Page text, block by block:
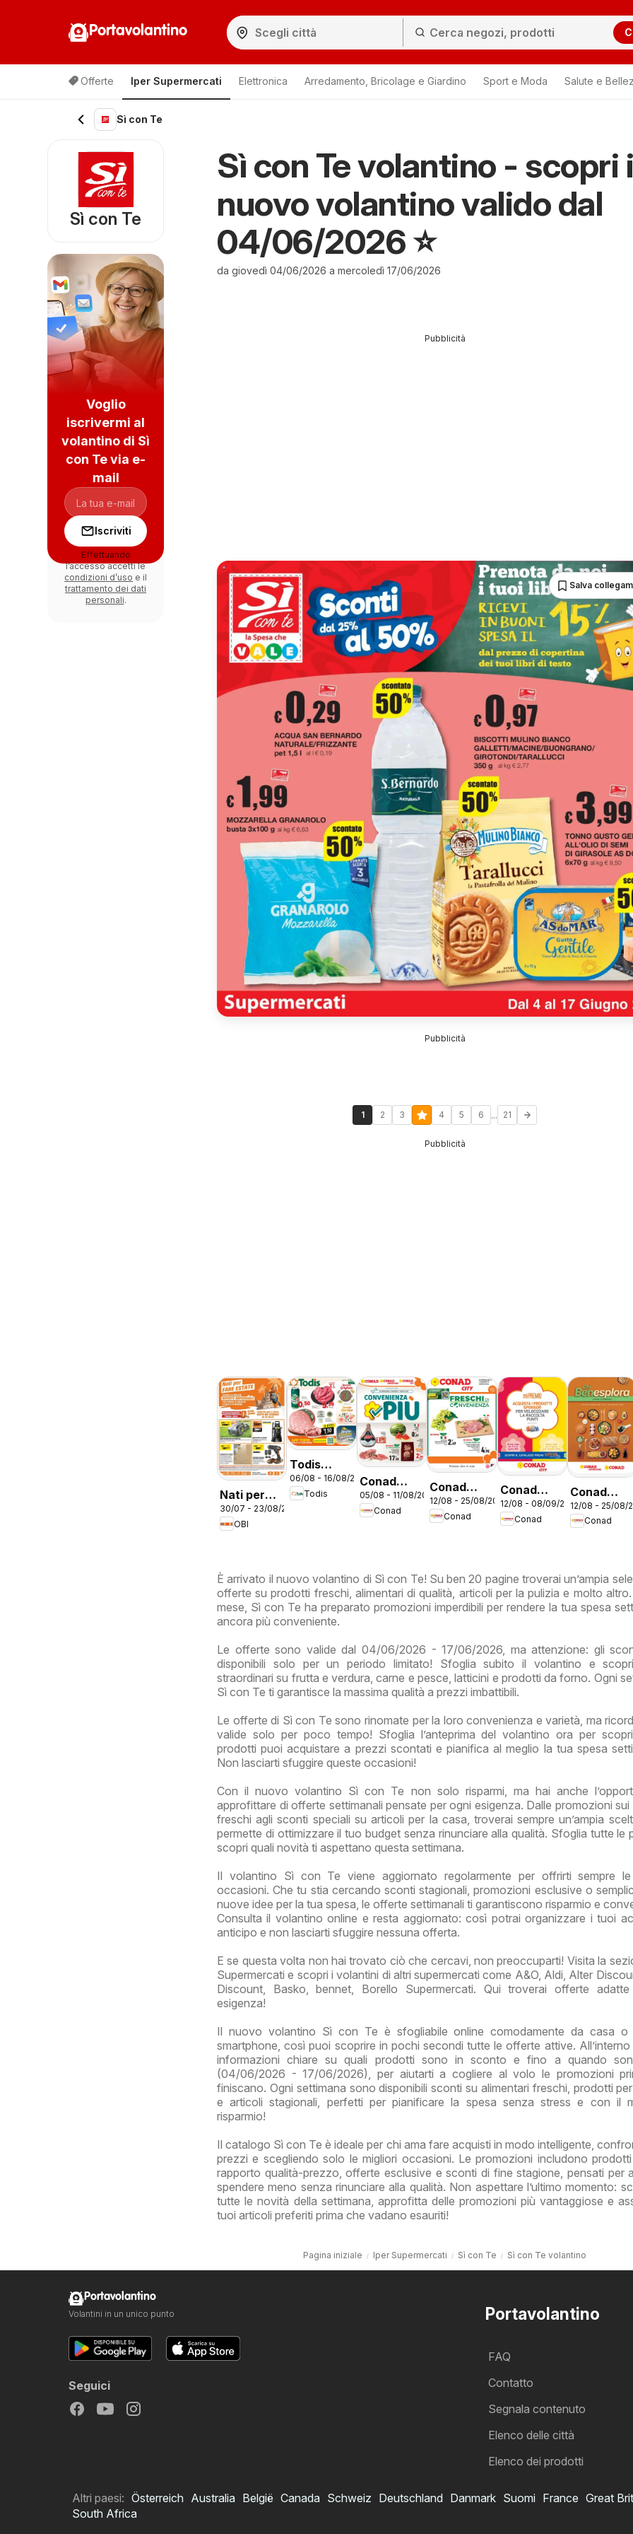
Portavolantino
Offerte Iper Supermercati Elettronica Arredamento, Bricolage e Giardino Sport e Moda Salute e
Sì con Te
Sì con Te volantino - scopri
nuovo volantino valido dal
04/06/2026 ⭐️
da giovedì 04/06/2026 a mercoledì 17/06/2026
Pubblicità
Salva
Pubblicità
1 2 3 4 5 6 ... 21
Pubblicità
Nati per
fare estate
30/07 - 23/08/2026
OBI
Todis
volantino
Lazio
06/08 - 16/08/2026
Todis
Conad
volantino
Convenienza
05/08 - 11/08/2026
Conad
Conad
volantino
City Lazio
12/08 - 25/08/2026
Conad
Conad
volantino
City Mi
12/08 - 08/09/2026
Conad
Conad
volantino
Benesplora
12/08 - 25/08/
Conad
È arrivato il nuovo volantino di Sì con Te! Su ben 20 pagine troverai un’ampia
offerte su prodotti freschi, alimentari di qualità, articoli per la pulizia e molto
mese, Sì con Te ha preparato promozioni imperdibili per rendere la tua spesa
ancora più conveniente.
Le offerte sono valide dal 04/06/2026 - 17/06/2026, ma attenzione: gli
disponibili solo per un periodo limitato! Sfoglia subito il volantino e
straordinari su frutta e verdura, carne e pesce, latticini e prodotti da forno. Ogni
Sì con Te ti garantisce la massima qualità a prezzi imbattibili.
Le offerte di Sì con Te sono rinomate per la loro convenienza e varietà, ma
valide solo per poco tempo! Sfoglia l’anteprima del volantino ora per
prodotti puoi acquistare a prezzi scontati e pianifica al meglio la tua spesa
Non lasciarti sfuggire queste occasioni!
Con il nuovo volantino Sì con Te non solo risparmi, ma hai anche
approfittare di offerte settimanali pensate per ogni esigenza. Dalle promozioni
freschi agli sconti speciali su articoli per la casa, troverai sempre un’ampia
permette di ottimizzare il tuo budget senza rinunciare alla qualità. Sfoglia tutte le
scopri quali novità ti aspettano questa settimana.
Il volantino Sì con Te viene aggiornato regolarmente per offrirti sempre le
occasioni. Che tu stia cercando sconti stagionali, promozioni esclusive o
nuove idee per la tua spesa, le offerte settimanali ti garantiscono risparmio e
Consulta il volantino online e resta aggiornato: così potrai organizzare i tuoi
anticipo e non lasciarti sfuggire nessuna offerta.
E se questa volta non hai trovato ciò che cercavi, non preoccuparti! Visita la
Supermercati e scopri i volantini di altri supermercati come A&O, Aldi, Alter
Discount, Basko, bennet, Borello Supermercati. Qui troverai offerte
esigenza!
Il nuovo volantino Sì con Te è sfogliabile online comodamente da casa o
smartphone, così puoi scoprire in pochi secondi tutte le offerte attive. All’interno
informazioni chiare su quali prodotti sono in sconto e fino a quando
(04/06/2026 - 17/06/2026), per aiutarti a cogliere al volo le promozioni
finiscano. Ogni settimana sono disponibili sconti su alimentari freschi, prodotti
e articoli stagionali, perfetti per pianificare la spesa senza stress e con il
risparmio!
Il catalogo Sì con Te è ideale per chi ama fare acquisti in modo intelligente,
prezzi e scegliendo solo le migliori occasioni. Le promozioni includono
rapporto qualità-prezzo, offerte esclusive e sconti di fine stagione, pensati per
spendere meno senza rinunciare alla qualità. Non aspettare l’ultimo momento:
tutte le novità della settimana, approfitta delle promozioni più vantaggiose e
tuoi articoli preferiti prima che vadano esauriti!
Pagina iniziale Iper Supermercati Sì con Te Sì con Te volantino
Sì con Te
Voglio
iscrivermi al
volantino di Sì
con Te via e-
mail
Iscriviti
Effettuando
l’accesso accetti le
condizioni d’uso e il
trattamento dei dati
personali.
Portavolantino
FAQ
Contatto
Segnala contenuto
Elenco delle città
Elenco dei prodotti
Portavolantino
Volantini in un unico punto
Seguici
Altri paesi: Österreich Australia België Canada Schweiz Deutschland Danmark Suomi France Great
South Africa